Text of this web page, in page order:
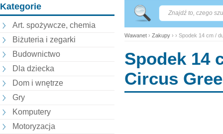
Kategorie
Art. spożywcze, chemia
Biżuteria i zegarki
Budownictwo
Dla dziecka
Dom i wnętrze
Gry
Komputery
Motoryzacja
Wawanet › Zakupy › › Spodek 14 cm /
Spodek 14
Circus